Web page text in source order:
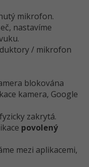
mikrofon.
nastavíme
/ mikrofon
blokována
kamera, Google
zakrytá.
povolený
mezi aplikacemi,